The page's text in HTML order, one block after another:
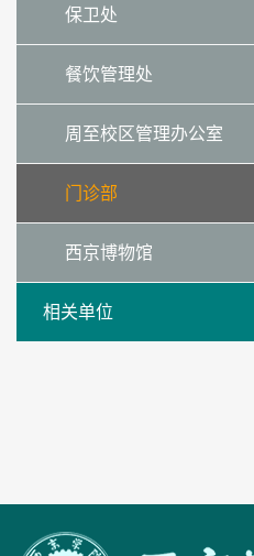
保卫处
餐饮管理处
周至校区管理办公室
门诊部
西京博物馆
相关单位